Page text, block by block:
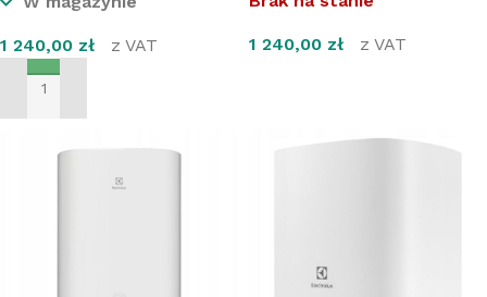
1 240,00 zł z VAT
DODAJ DO KOSZYKA
1 240,00 zł z VAT